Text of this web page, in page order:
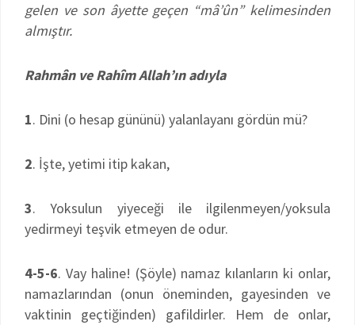
gelen ve son âyette geçen “mâ’ûn” kelimesinden
almıştır.
Rahmân ve Rahîm Allah’ın adıyla
1. Dini (o hesap gününü) yalanlayanı gördün mü?
2. İşte, yetimi itip kakan,
3. Yoksulun yiyeceği ile ilgilenmeyen/yoksula
yedirmeyi teşvik etmeyen de odur.
4-5-6. Vay haline! (Şöyle) namaz kılanların ki onlar,
namazlarından (onun öneminden, gayesinden ve
vaktinin geçtiğinden) gafildirler. Hem de onlar,